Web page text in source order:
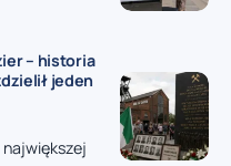
– historia
jeden